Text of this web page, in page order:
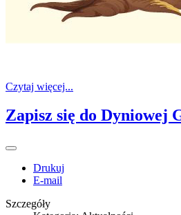
Czytaj więcej...
Zapisz się do Dyniowej
Drukuj
E-mail
Szczegóły